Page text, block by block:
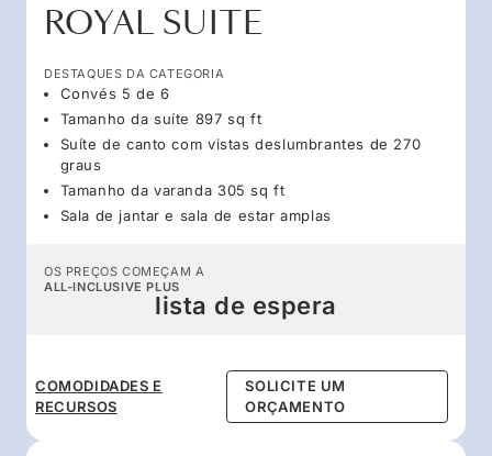
ROYAL SUITE
DESTAQUES DA CATEGORIA
Convés 5 de 6
Tamanho da suíte 897 sq ft
Suíte de canto com vistas deslumbrantes de 270
graus
Tamanho da varanda 305 sq ft
Sala de jantar e sala de estar amplas
OS PREÇOS COMEÇAM A
ALL-INCLUSIVE PLUS
lista de espera
COMODIDADES E
RECURSOS
SOLICITE UM
ORÇAMENTO